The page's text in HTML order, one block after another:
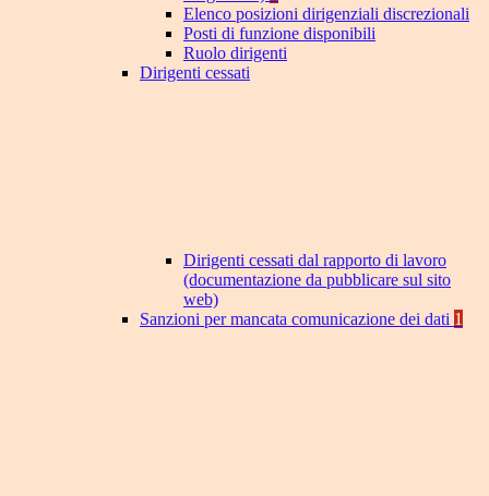
Elenco posizioni dirigenziali discrezionali
Posti di funzione disponibili
Ruolo dirigenti
Dirigenti cessati
Dirigenti cessati dal rapporto di lavoro
(documentazione da pubblicare sul sito
web)
Sanzioni per mancata comunicazione dei dati 1